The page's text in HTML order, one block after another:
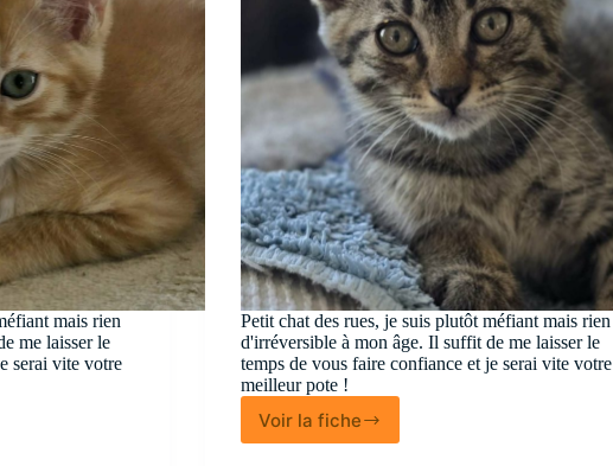
mais rien
me laisser le
serai vite votre
Petit chat des rues, je suis plutôt méfiant mais rien
d'irréversible à mon âge. Il suffit de me laisser le
temps de vous faire confiance et je serai vite votre
meilleur pote !
Voir la fiche
Grover